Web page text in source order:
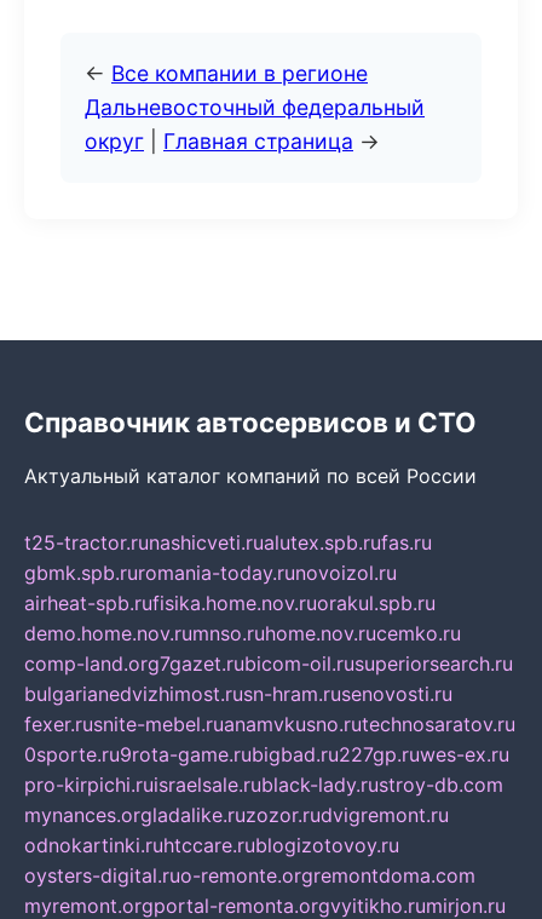
← Все компании в регионе
Дальневосточный федеральный
округ
Главная страница →
Справочник автосервисов и СТО
Актуальный каталог компаний по всей России
t25-tractor.runashicveti.rualutex.spb.rufas.ru
gbmk.spb.ruromania-today.runovoizol.ru
airheat-spb.rufisika.home.nov.ruorakul.spb.ru
demo.home.nov.rumnso.ruhome.nov.rucemko.ru
comp-land.org7gazet.rubicom-oil.rusuperiorsearch.ru
bulgarianedvizhimost.rusn-hram.rusenovosti.ru
fexer.rusnite-mebel.ruanamvkusno.rutechnosaratov.ru
0sporte.ru9rota-game.rubigbad.ru227gp.ruwes-ex.ru
pro-kirpichi.ruisraelsale.rublack-lady.rustroy-db.com
mynances.orgladalike.ruzozor.rudvigremont.ru
odnokartinki.ruhtccare.rublogizotovoy.ru
oysters-digital.ruo-remonte.orgremontdoma.com
myremont.orgportal-remonta.orgvyitikho.rumirjon.ru